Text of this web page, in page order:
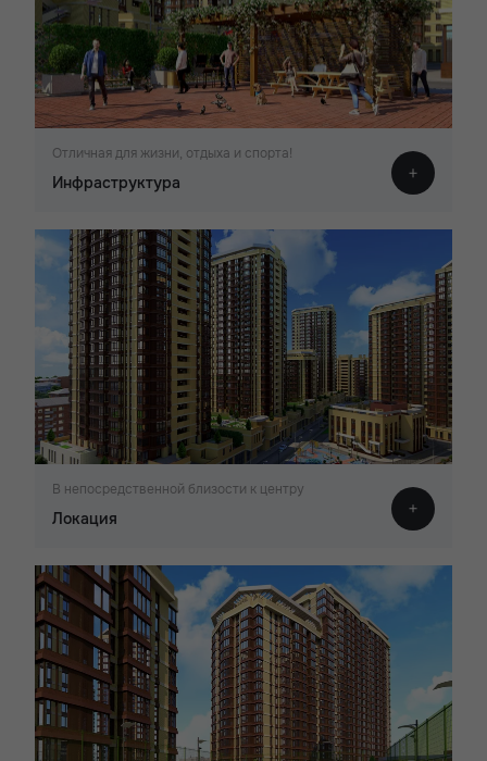
Отличная для жизни, отдыха и спорта!
Инфраструктура
В непосредственной близости к центру
Локация